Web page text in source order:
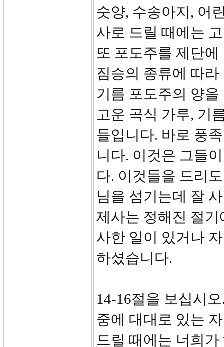
숫양, 수송아지, 어
사로 드릴 때에는
또 포도주를 제단
짐승의 종류에 따
기름 포도주의 양
고운 곡식 가루, 기
들입니다. 바로 풍
니다. 이것은 그들
다. 이것들을 드리
님을 섬기는데 잘
제사는 정해진 절
사한 일이 있거나
하셨습니다.
14-16절을 보십시
중에 대대로 있는
드릴 때에는 너희